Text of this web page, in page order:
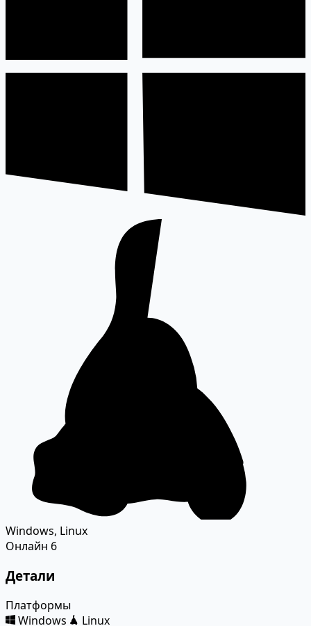
Windows, Linux
Онлайн 6
Детали
Платформы
Windows
Linux